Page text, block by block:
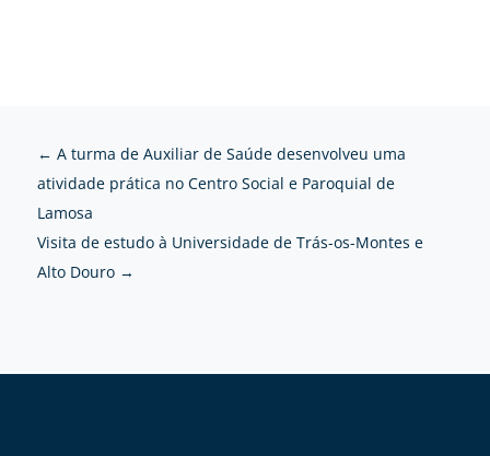
← A turma de Auxiliar de Saúde desenvolveu uma
atividade prática no Centro Social e Paroquial de
Lamosa
Visita de estudo à Universidade de Trás-os-Montes e
Alto Douro→